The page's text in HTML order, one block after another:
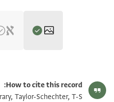
T-S Ar.30.138 1v
How to cite this record:
Taylor-Schechter, T-S